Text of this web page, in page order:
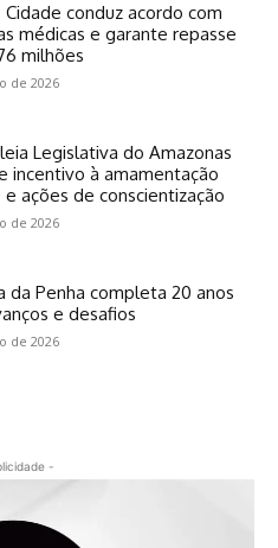
conduz acordo com
médicas e garante repasse
milhões
de 2026
Legislativa do Amazonas
incentivo à amamentação
e ações de conscientização
de 2026
da Penha completa 20 anos
e desafios
de 2026
-